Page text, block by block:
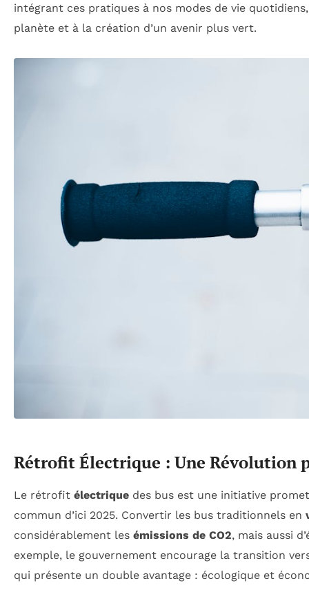
intégrant ces pratiques à nos modes de vie
planète et à la création d’un avenir plus vert.
Rétrofit Électrique : Une Révolution
Le rétrofit électrique des bus est une initiative
commun d’ici 2025. Convertir les bus traditionnels en
considérablement les émissions de CO2, mais aussi
exemple, le gouvernement encourage la transition
qui présente un double avantage : écologique et